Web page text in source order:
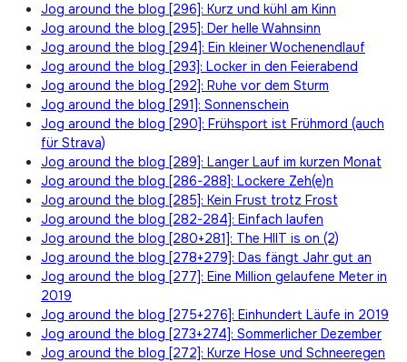
Jog around the blog [296]: Kurz und kühl am Kinn
Jog around the blog [295]: Der helle Wahnsinn
Jog around the blog [294]: Ein kleiner Wochenendlauf
Jog around the blog [293]: Locker in den Feierabend
Jog around the blog [292]: Ruhe vor dem Sturm
Jog around the blog [291]: Sonnenschein
Jog around the blog [290]: Frühsport ist Frühmord (auch
für Strava)
Jog around the blog [289]: Langer Lauf im kurzen Monat
Jog around the blog [286-288]: Lockere Zeh(e)n
Jog around the blog [285]: Kein Frust trotz Frost
Jog around the blog [282-284]: Einfach laufen
Jog around the blog [280+281]: The HIIT is on (2)
Jog around the blog [278+279]: Das fängt Jahr gut an
Jog around the blog [277]: Eine Million gelaufene Meter in
2019
Jog around the blog [275+276]: Einhundert Läufe in 2019
Jog around the blog [273+274]: Sommerlicher Dezember
Jog around the blog [272]: Kurze Hose und Schneeregen